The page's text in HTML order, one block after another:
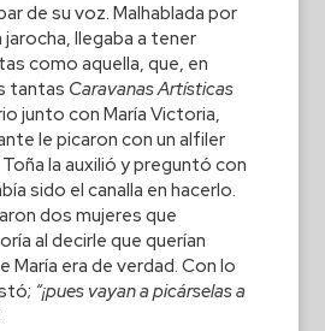
de su voz. Malhablada por
llegaba a tener
como aquella, que, en
tantas Caravanas Artísticas
junto con María Victoria,
le picaron con un alfiler
la auxilió y preguntó con
sido el canalla en hacerlo.
dos mujeres que
al decirle que querían
María era de verdad. Con lo
“¡pues vayan a picárselas a